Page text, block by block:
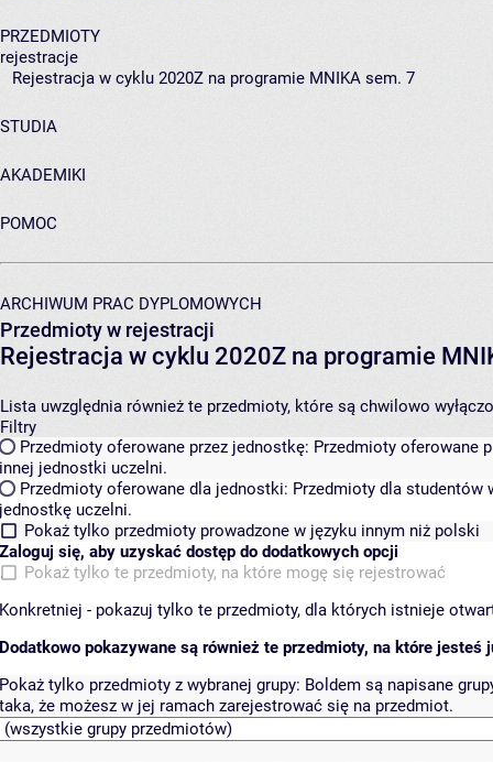
PRZEDMIOTY
rejestracje
Rejestracja w cyklu 2020Z na programie MNIKA sem. 7
STUDIA
AKADEMIKI
POMOC
ARCHIWUM PRAC DYPLOMOWYCH
Przedmioty w rejestracji
Rejestracja w cyklu 2020Z na programie
Lista uwzględnia również te przedmioty, które są chwilowo
Filtry
Przedmioty oferowane przez jednostkę: Przedmioty oferowane
innej jednostki uczelni.
Przedmioty oferowane dla jednostki: Przedmioty dla studentów
jednostkę uczelni.
Pokaż tylko przedmioty prowadzone w języku innym niż polski
Zaloguj się, aby uzyskać dostęp do dodatkowych opcji
Pokaż tylko te przedmioty, na które mogę się rejestrować
Konkretniej - pokazuj tylko te przedmioty, dla których istnieje
Dodatkowo pokazywane są również te przedmioty, na które jesteś
Pokaż tylko przedmioty z wybranej grupy: Boldem są napisane
taka, że możesz w jej ramach zarejestrować się na przedmiot.